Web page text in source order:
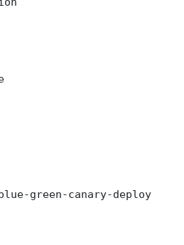
green-canary-deploy